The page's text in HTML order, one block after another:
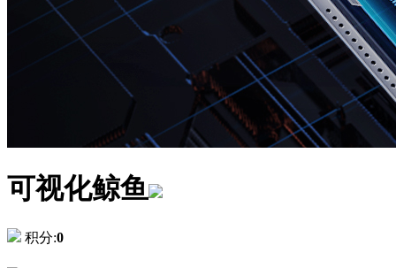
可视化鲸鱼
积分:0